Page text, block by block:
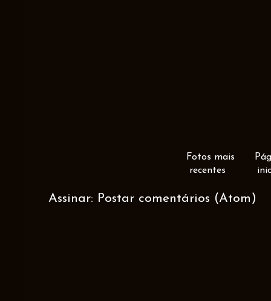
Fotos mais
recentes
Assinar: Postar comentários (Atom)